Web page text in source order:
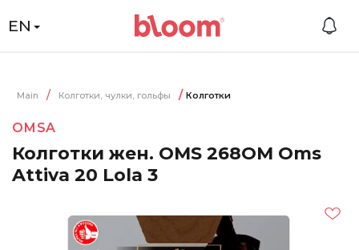
EN
Main Колготки, чулки, гольфы Колготки
OMSA
Колготки жен. OMS 268OM Oms
Attiva 20 Lola 3